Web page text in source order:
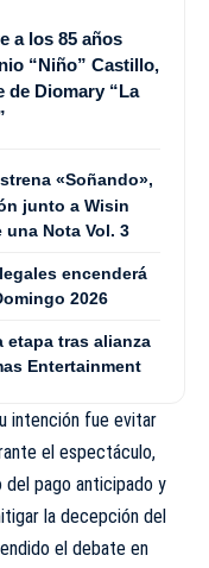
a los 85 años
“Niño” Castillo,
de Diomary “La
«Soñando»,
junto a Wisin
una Nota Vol. 3
encenderá
2026
etapa tras alianza
Entertainment
intención fue evitar
el espectáculo,
pago anticipado y
la decepción del
el debate en